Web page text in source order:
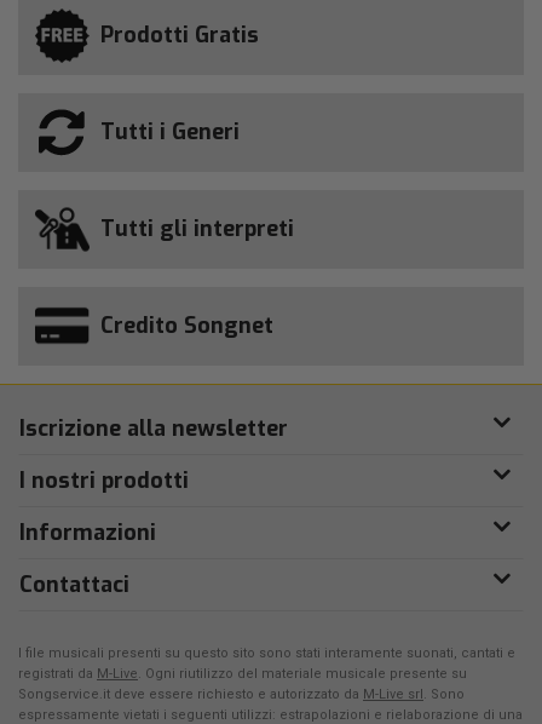
Prodotti Gratis
Tutti i Generi
Tutti gli interpreti
Credito Songnet
Iscrizione alla newsletter
I nostri prodotti
Informazioni
Contattaci
I file musicali presenti su questo sito sono stati interamente suonati, cantati e
registrati da M-Live. Ogni riutilizzo del materiale musicale presente su
Songservice.it deve essere richiesto e autorizzato da M-Live srl. Sono
espressamente vietati i seguenti utilizzi: estrapolazioni e rielaborazione di una